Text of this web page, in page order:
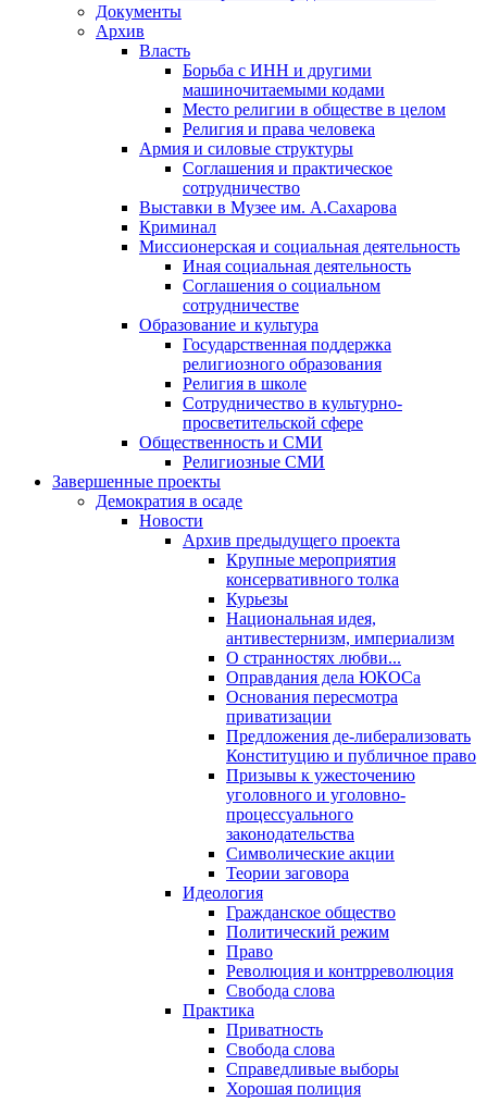
Документы
Архив
Власть
Борьба с ИНН и другими
машиночитаемыми кодами
Место религии в обществе в целом
Религия и права человека
Армия и силовые структуры
Соглашения и практическое
сотрудничество
Выставки в Музее им. А.Сахарова
Криминал
Миссионерская и социальная деятельность
Иная социальная деятельность
Соглашения о социальном
сотрудничестве
Образование и культура
Государственная поддержка
религиозного образования
Религия в школе
Сотрудничество в культурно-
просветительской сфере
Общественность и СМИ
Религиозные СМИ
Завершенные проекты
Демократия в осаде
Новости
Архив предыдущего проекта
Крупные мероприятия
консервативного толка
Курьезы
Национальная идея,
антивестернизм, империализм
О странностях любви...
Оправдания дела ЮКОСа
Основания пересмотра
приватизации
Предложения де-либерализовать
Конституцию и публичное право
Призывы к ужесточению
уголовного и уголовно-
процессуального
законодательства
Символические акции
Теории заговора
Идеология
Гражданское общество
Политический режим
Право
Революция и контрреволюция
Свобода слова
Практика
Приватность
Свобода слова
Справедливые выборы
Хорошая полиция